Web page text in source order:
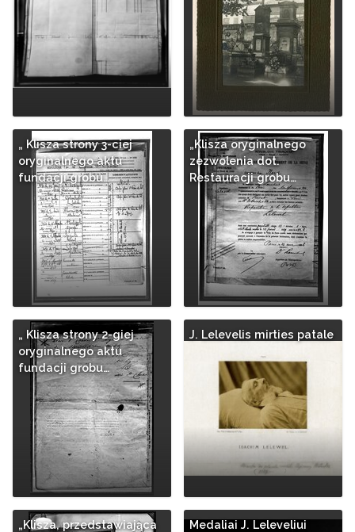
„ Klisza strony 3-ciej
oryginalnego aktu
fundacji grobu…
„Klisza oryginalnego
zezwolenia dot.
Restauracji grobu…
„ Klisza strony 2-giej
oryginalnego aktu
fundacji grobu…
J. Lelevelis mirties patale
„Klisza, przedstawiająca
Medaliai J. Leleveliui